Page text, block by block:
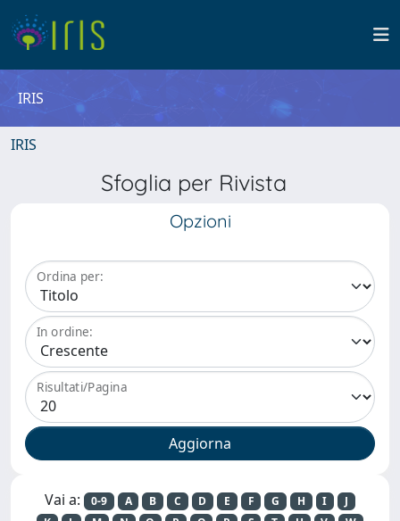
IRIS
IRIS
Sfoglia per Rivista
Opzioni
Ordina per:
In ordine:
Risultati/Pagina
Vai a: 0-9 A B C D E F G H I
J